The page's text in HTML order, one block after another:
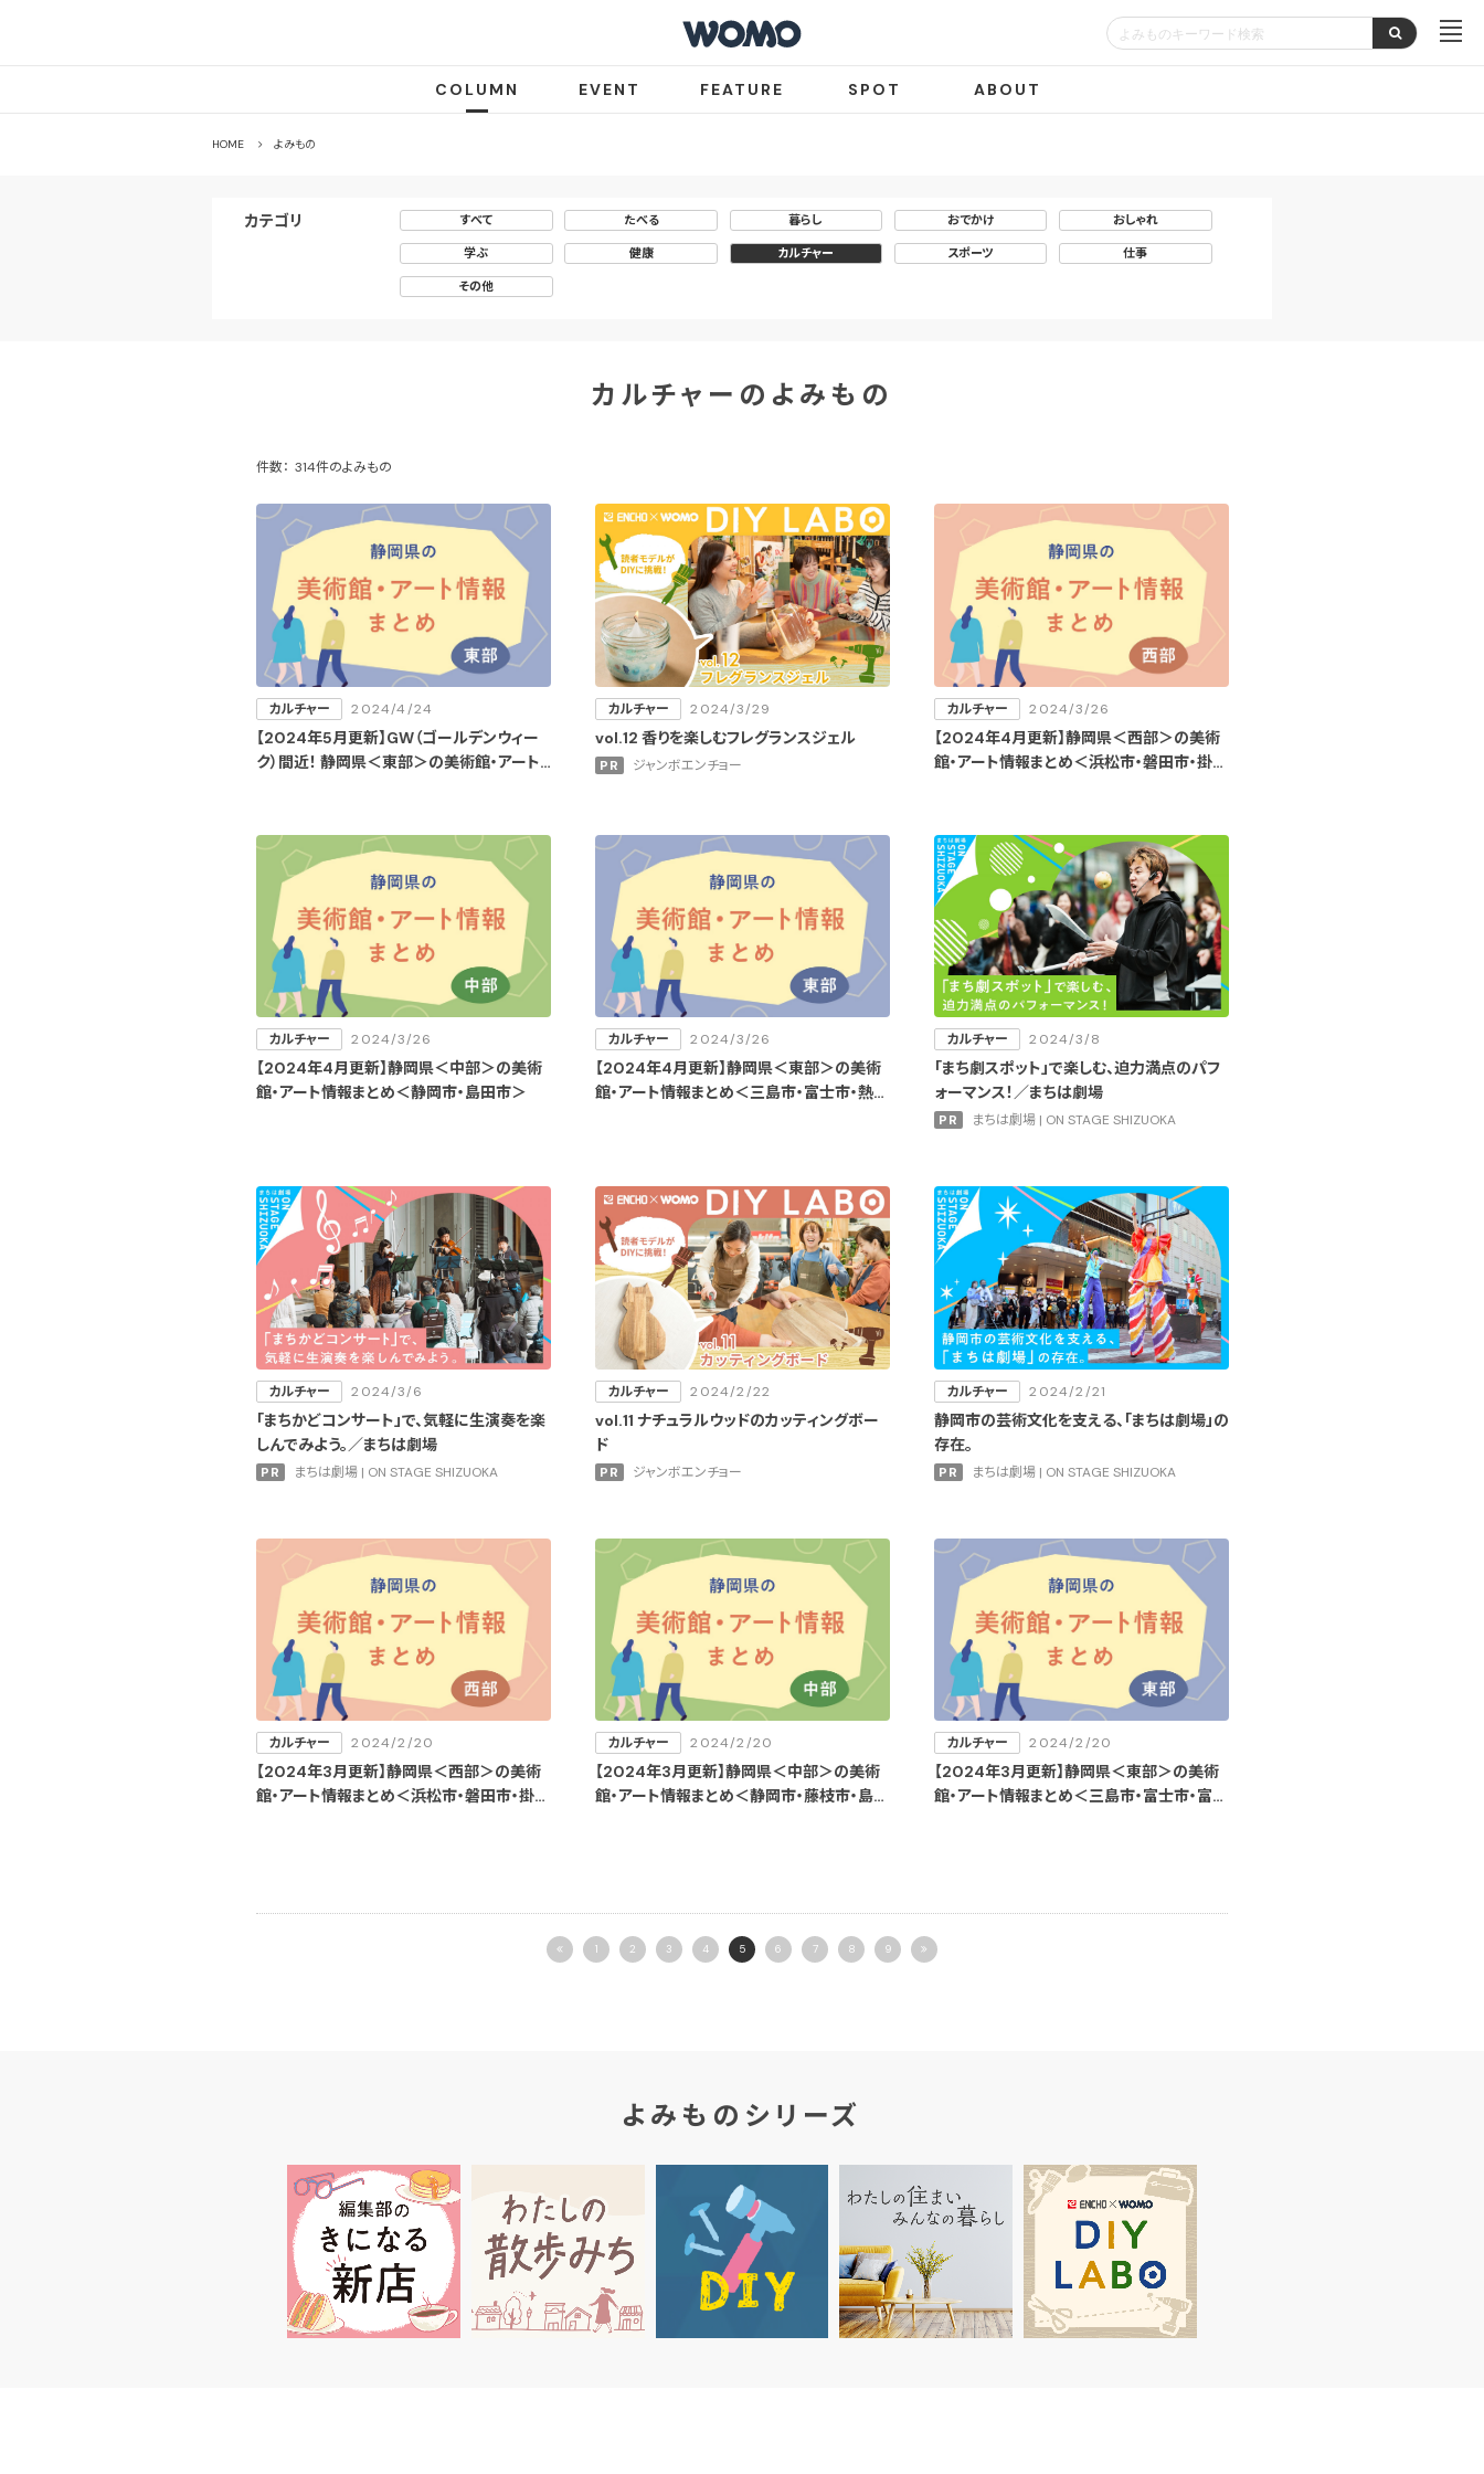
COLUMN EVENT FEATURE SPOT ABOUT
HOME よみもの
カテゴリ すべて たべる 暮らし おでかけ おしゃれ
学ぶ 健康 カルチャー スポーツ 仕事
その他
カルチャーのよみもの
件数： 314件のよみもの
カルチャー 2024/4/24
【2024年5月更新】GW（ゴールデンウィー
ク）間近！ 静岡県＜東部＞の美術館・アート
カルチャー 2024/3/29
vol.12 香りを楽しむフレグランスジェル
PR ジャンボエンチョー
カルチャー 2024/3/26
【2024年4月更新】静岡県＜西部＞の美術
館・アート情報まとめ＜浜松市・磐田市・掛川
カルチャー 2024/3/26
【2024年4月更新】静岡県＜中部＞の美術
館・アート情報まとめ＜静岡市・島田市＞
カルチャー 2024/3/26
【2024年4月更新】静岡県＜東部＞の美術
館・アート情報まとめ＜三島市・富士市・熱海
カルチャー 2024/3/8
「まち劇スポット」で楽しむ、迫力満点のパフ
ォーマンス！／まちは劇場
PR まちは劇場 | ON STAGE SHIZUOKA
カルチャー 2024/3/6
「まちかどコンサート」で、気軽に生演奏を楽
しんでみよう。／まちは劇場
PR まちは劇場 | ON STAGE SHIZUOKA
カルチャー 2024/2/22
vol.11 ナチュラルウッドのカッティングボー
ド
PR ジャンボエンチョー
カルチャー 2024/2/21
静岡市の芸術文化を支える、「まちは劇場」の
存在。
PR まちは劇場 | ON STAGE SHIZUOKA
カルチャー 2024/2/20
【2024年3月更新】静岡県＜西部＞の美術
館・アート情報まとめ＜浜松市・磐田市・掛川
カルチャー 2024/2/20
【2024年3月更新】静岡県＜中部＞の美術
館・アート情報まとめ＜静岡市・藤枝市・島田
カルチャー 2024/2/20
【2024年3月更新】静岡県＜東部＞の美術
館・アート情報まとめ＜三島市・富士市・富士
1 2 3 4 5 6 7 8 9
よみものシリーズ